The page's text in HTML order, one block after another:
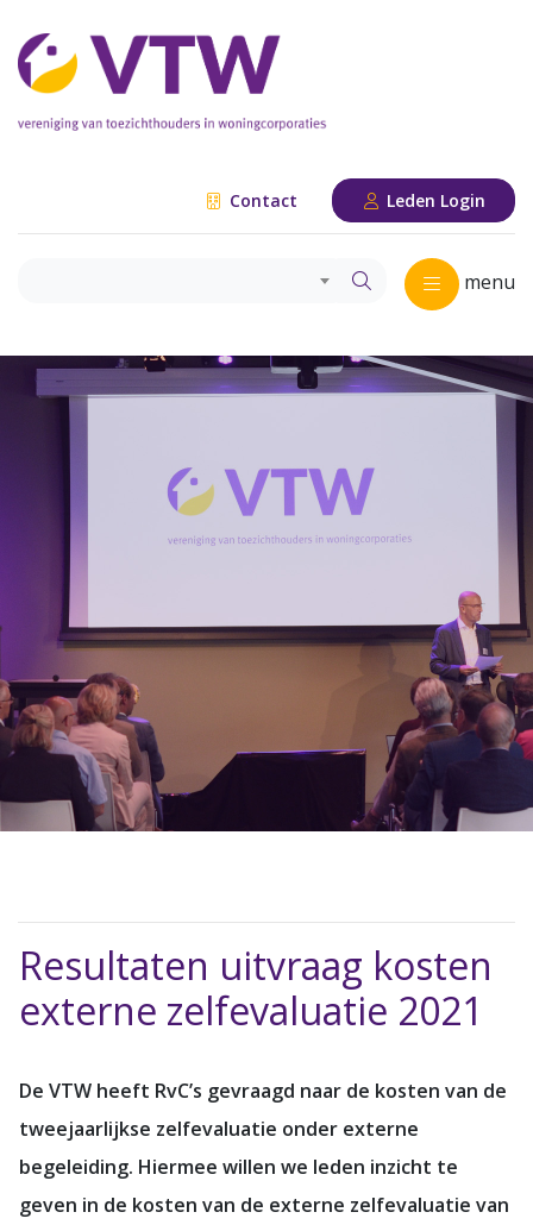
Contact Leden Login
menu
Resultaten uitvraag kosten
externe zelfevaluatie 2021
De VTW heeft RvC’s gevraagd naar de kosten van de
tweejaarlijkse zelfevaluatie onder externe
begeleiding. Hiermee willen we leden inzicht te
geven in de kosten van de externe zelfevaluatie van